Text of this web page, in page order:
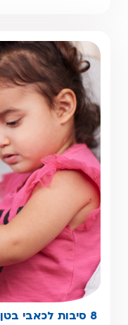
8 סיבות לכאבי בטן של ילדים והדרכים לטפל בהם